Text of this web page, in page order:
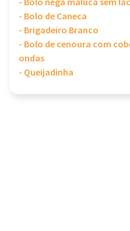
- Bolo nega maluca sem
- Bolo de Caneca
- Brigadeiro Branco
- Bolo de cenoura com
ondas
- Queijadinha